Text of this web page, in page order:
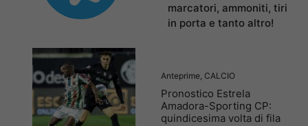
marcatori, ammoniti, tiri
in porta e tanto altro!
Anteprime, CALCIO
Pronostico Estrela
Amadora-Sporting CP:
quindicesima volta di fila